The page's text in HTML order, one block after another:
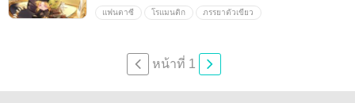
แฟนตาซี โรแมนติก ภรรยาตัวเขียว
ปีศาจ สัตว์ประหลาด
หน้าที่ 1